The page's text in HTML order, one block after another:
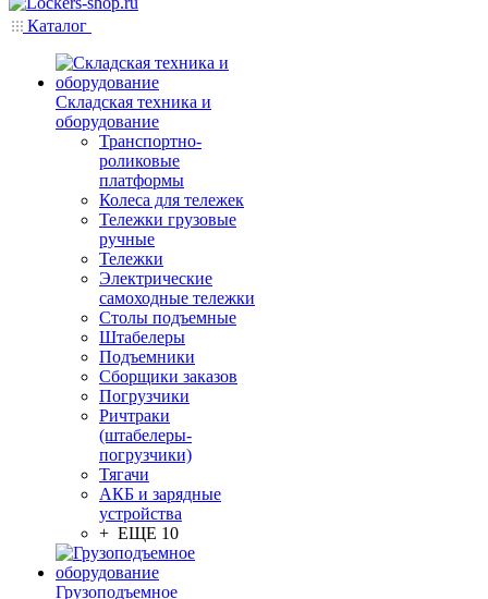
Каталог
Складская техника и
оборудование
Транспортно-
роликовые
платформы
Колеса для тележек
Тележки грузовые
ручные
Тележки
Электрические
самоходные тележки
Столы подъемные
Штабелеры
Подъемники
Сборщики заказов
Погрузчики
Ричтраки
(штабелеры-
погрузчики)
Тягачи
АКБ и зарядные
устройства
+ ЕЩЕ 10
Грузоподъемное